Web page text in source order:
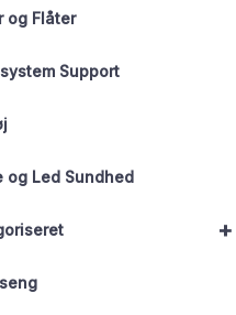
og Flåter
Support
og Led Sundhed
+